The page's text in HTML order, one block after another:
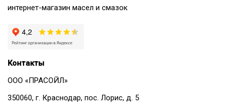
интернет-магазин масел и смазок
Контакты
ООО «ПРАСОЙЛ»
350060, г. Краснодар, пос. Лорис, д. 5